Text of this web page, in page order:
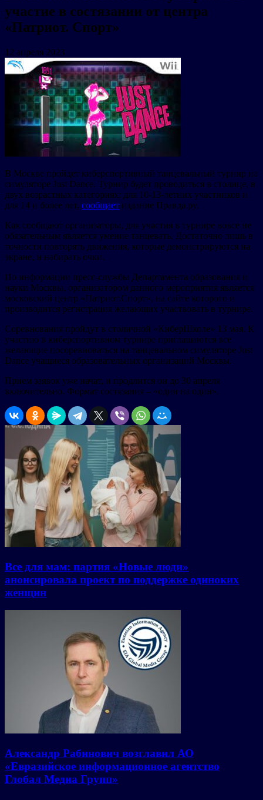
участие в состязании от центра
«Патриот. Спорт»
12 апреля 2023
В Москве пройдет киберспортивный танцевальный турнир на
симуляторе Just Dance. Турнир будет проводиться в столице, в
двух возрастных категориях: для 10-13-летних участников и
для 14 и более лет, сообщает издание Правда.ру.
Как сообщают организаторы, для участия в турнире вовсе не
обязательным является умение танцевать. Достаточно лишь в
точности повторять движения, которые демонстрируются на
экране, и набирать очки.
По информации пресс-службы Департамента образования и
науки Москвы, организатором данного мероприятия является
московский центр «Патриот.Спорт», на сайте которого и
производится регистрация желающих участвовать в турнире.
Соревнования пройдут в столичной «КиберШколе» 13 мая. К
участию в киберспортивном турнире приглашаются все
желающие посоревноваться на танцевальном симуляторе Just
Dance учащиеся образовательных организаций Москвы.
Прием заявок уже начат, и продлится он до 30 апреля
включительно. Формат состязания – «один на один».
Все для мам: партия «Новые люди»
анонсировала проект по поддержке одиноких
женщин
Александр Рабинович возглавил АО
«Евразийское информационное агентство
Глобал Медиа Групп»